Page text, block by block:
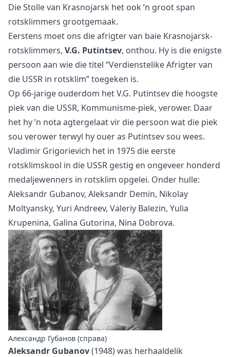
Die Stolle van Krasnojarsk het ook ’n groot span
rotsklimmers grootgemaak.
Eerstens moet ons die afrigter van baie Krasnojarsk-
rotsklimmers, V.G. Putintsev, onthou. Hy is die enigste
persoon aan wie die titel “Verdienstelike Afrigter van
die USSR in rotsklim” toegeken is.
Op 66-jarige ouderdom het V.G. Putintsev die hoogste
piek van die USSR, Kommunisme-piek, verower. Daar
het hy ’n nota agtergelaat vir die persoon wat die piek
sou verower terwyl hy ouer as Putintsev sou wees.
Vladimir Grigorievich het in 1975 die eerste
rotsklimskool in die USSR gestig en ongeveer honderd
medaljewenners in rotsklim opgelei. Onder hulle:
Aleksandr Gubanov, Aleksandr Demin, Nikolay
Moltyansky, Yuri Andreev, Valeriy Balezin, Yulia
Krupenina, Galina Gutorina, Nina Dobrova.
Александр Губанов (справа)
Aleksandr Gubanov(1948) was herhaaldelik